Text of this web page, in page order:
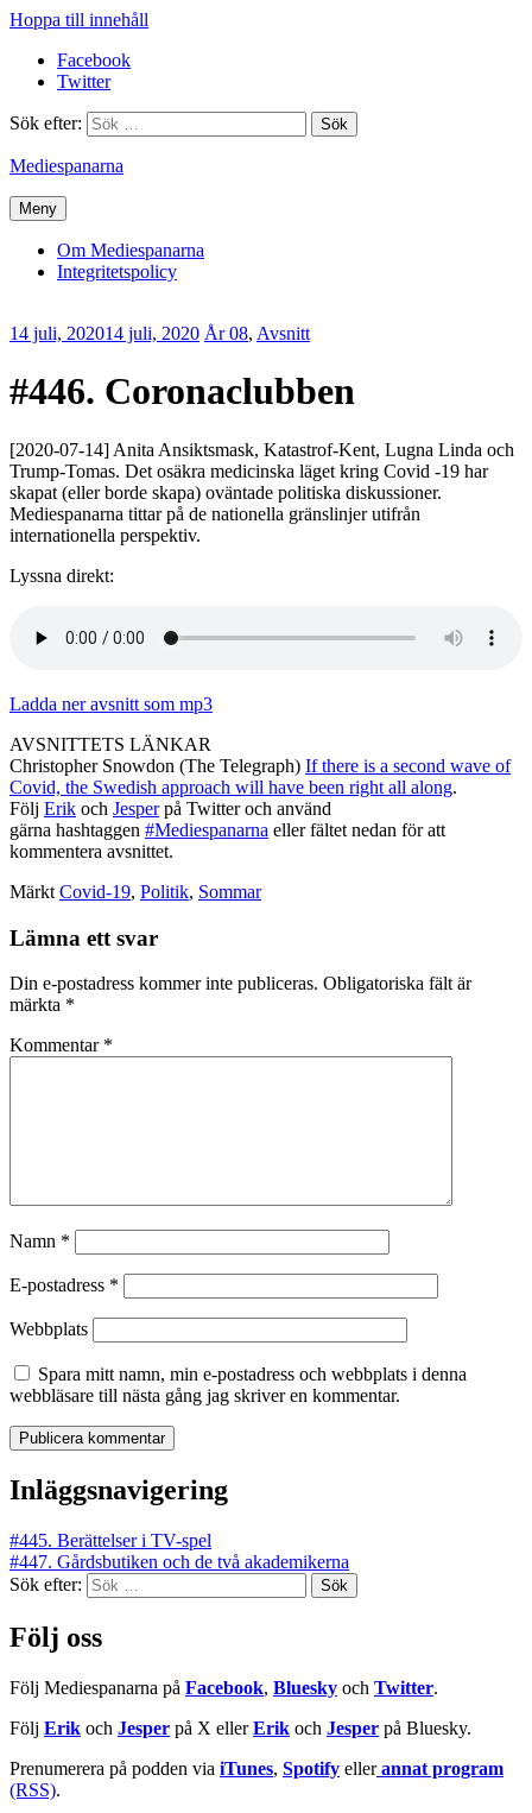
Hoppa till innehåll
Facebook
Twitter
Sök efter:
Mediespanarna
Meny
Om Mediespanarna
Integritetspolicy
14 juli, 202014 juli, 2020 Erik
År 08, Avsnitt
#446. Coronaclubben
[2020-07-14] Anita Ansiktsmask, Katastrof-Kent, Lugna Linda och
Trump-Tomas. Det osäkra medicinska läget kring Covid -19 har
skapat (eller borde skapa) oväntade politiska diskussioner.
Mediespanarna tittar på de nationella gränslinjer utifrån
internationella perspektiv.
Lyssna direkt:
Ladda ner avsnitt som mp3
AVSNITTETS LÄNKAR
Christopher Snowdon (The Telegraph) If there is a second wave of
Covid, the Swedish approach will have been right all along.
Följ Erik och Jesperpå Twitter och använd
gärna hashtaggen #Mediespanarna eller fältet nedan för att
kommentera avsnittet.
Märkt Covid-19, Politik, Sommar
Lämna ett svar
Din e-postadress kommer inte publiceras. Obligatoriska fält är
märkta *
Kommentar *
Namn *
E-postadress *
Webbplats
Spara mitt namn, min e-postadress och webbplats i denna
webbläsare till nästa gång jag skriver en kommentar.
Inläggsnavigering
#445. Berättelser i TV-spel
#447. Gårdsbutiken och de två akademikerna
Sök efter:
Följ oss
Följ Mediespanarna på Facebook, Bluesky och Twitter.
Följ Erik och Jesper på X ellerErik och Jesper på Bluesky.
Prenumerera på podden via iTunes, Spotify eller annat program
(RSS).